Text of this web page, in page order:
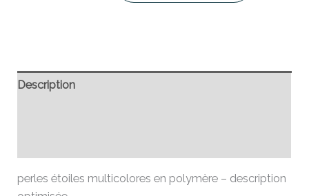
Description
perles étoiles multicolores en polymère – description